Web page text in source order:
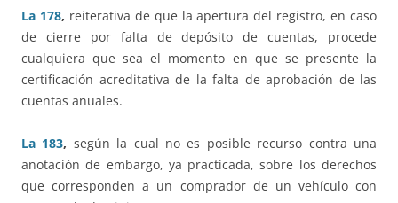
La 178, reiterativa de que la apertura del registro, en caso
de cierre por falta de depósito de cuentas, procede
cualquiera que sea el momento en que se presente la
certificación acreditativa de la falta de aprobación de las
cuentas anuales.
La 183, según la cual no es posible recurso contra una
anotación de embargo, ya practicada, sobre los derechos
que corresponden a un comprador de un vehículo con